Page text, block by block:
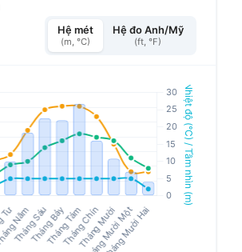
Hệ mét
(m, °C)
Hệ đo Anh/Mỹ
(ft, °F)